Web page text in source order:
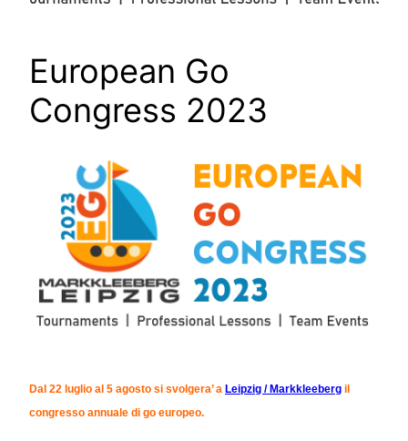
European Go
Congress 2023
Dal 22 luglio al 5 agosto si svolgera’ a Leipzig / Markkleeberg il
congresso annuale di go europeo.